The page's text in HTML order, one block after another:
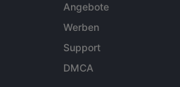
Angebote
Werben
Support
DMCA